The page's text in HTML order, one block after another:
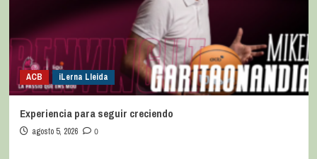
ACB iLerna Lleida
Experiencia para seguir creciendo
agosto 5, 2026 0